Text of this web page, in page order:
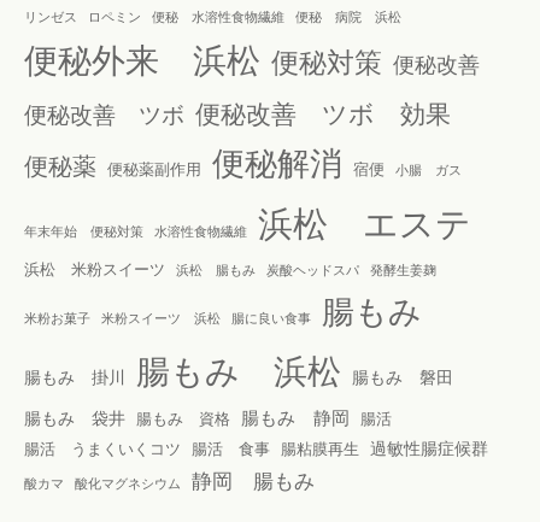
リンゼス
ロペミン 便秘 水溶性食物繊維 便秘 病院 浜松
便秘外来 浜松 便秘対策 便秘改善
便秘改善 ツボ 便秘改善 ツボ 効果
便秘薬 便秘薬副作用 便秘解消 宿便 小腸 ガス
年末年始 便秘対策 水溶性食物繊維 浜松 エステ
浜松 米粉スイーツ 浜松 腸もみ 炭酸ヘッドスパ 発酵生姜麹
米粉お菓子 米粉スイーツ 浜松 腸に良い食事 腸もみ
腸もみ 掛川 腸もみ 浜松 腸もみ 磐田
腸もみ 袋井 腸もみ 資格 腸もみ 静岡
腸活
腸活 うまくいくコツ
腸活 食事 腸粘膜再生 過敏性腸症候群
酸カマ 酸化マグネシウム 静岡 腸もみ